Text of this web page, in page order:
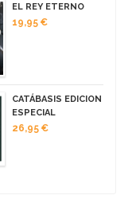
EL REY ETERNO
19,95 €
CATÁBASIS EDICION
ESPECIAL
26,95 €